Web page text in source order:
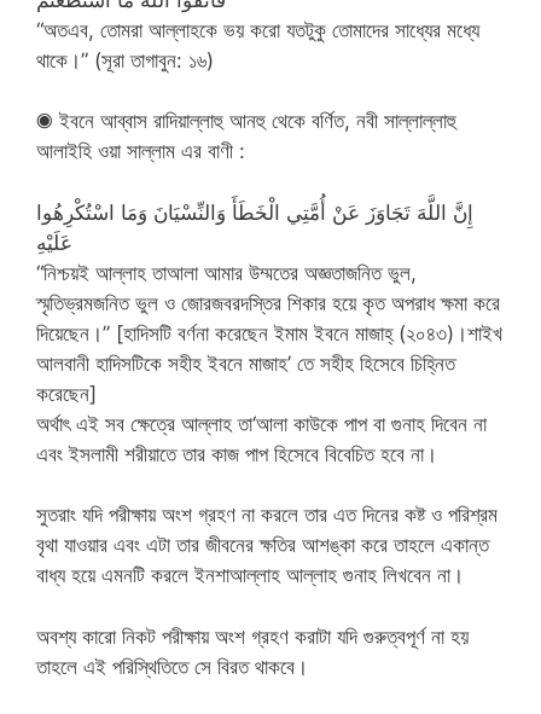
“অতএব, তোমরা আল্লাহকে ভয় করো যতটুকু তোমাদের সাধ্যের মধ্যে
থাকে।” (সূরা তাগাবুন: ১৬)
◉ ইবনে আব্বাস রাদিয়াল্লাহু আনহু থেকে বর্ণিত, নবী সাল্লাল্লাহু
আলাইহি ওয়া সাল্লাম এর বাণী :
إِنَّ اللَّهَ تَجَاوَزَ عَنْ أُمَّتِي الْخَطَأَ وَالنِّسْيَانَ وَمَا اسْتُكْرِهُوا
عَلَيْهِ
“নিশ্চয়ই আল্লাহ তাআলা আমার উম্মতের অজ্ঞতাজনিত ভুল,
স্মৃতিভ্রমজনিত ভুল ও জোরজবরদস্তির শিকার হয়ে কৃত অপরাধ ক্ষমা করে
দিয়েছেন।” [হাদিসটি বর্ণনা করেছেন ইমাম ইবনে মাজাহ্ (২০৪৩)।শাইখ
আলবানী হাদিসটিকে সহীহ ইবনে মাজাহ’ তে সহীহ হিসেবে চি‎হ্নিত
করেছেন]
অর্থাৎ এই সব ক্ষেত্রে আল্লাহ তা‘আলা কাউকে পাপ বা গুনাহ দিবেন না
এবং ইসলামী শরীয়াতে তার কাজ পাপ হিসেবে বিবেচিত হবে না।
সুতরাং যদি পরীক্ষায় অংশ গ্রহণ না করলে তার এত দিনের কষ্ট ও পরিশ্রম
বৃথা যাওয়ার এবং এটা তার জীবনের ক্ষতির আশঙ্কা করে তাহলে একান্ত
বাধ্য হয়ে এমনটি করলে ইনশাআল্লাহ আল্লাহ গুনাহ লিখবেন না।
অবশ্য কারো নিকট পরীক্ষায় অংশ গ্রহণ করাটা যদি গুরুত্বপূর্ণ না হয়
তাহলে এই পরিস্থিতিতে সে বিরত থাকবে।